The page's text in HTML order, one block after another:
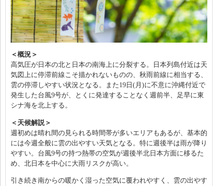
＜概況＞
高気圧が日本の北と日本の南海上に分裂する。日本列島付近は天
気図上に停滞前線こそ描かれないものの、秋雨前線に相当する、
雲の停滞しやすい状況となる。また19日(月)に不意に沖縄付近で
発生した台風9号が、とくに発達することなく週前半、足早に東
シナ海を北上する。
＜天候解説＞
週初めは晴れ間の見られる時間帯が多いエリアもあるが、基本的
には今週全般に雲の出やすい天気となる。特に週後半は雨が降り
やすい。台風9号の持つ熱帯の空気が週後半北日本方面に移るた
め、北日本を中心に大雨リスクが高い。
引き続き南からの暖かく湿った空気に覆われやすく、雲の出やす